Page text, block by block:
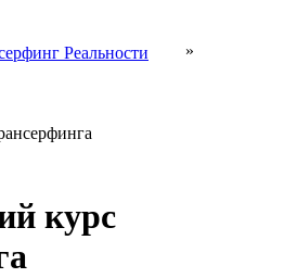
Реальности »
курс